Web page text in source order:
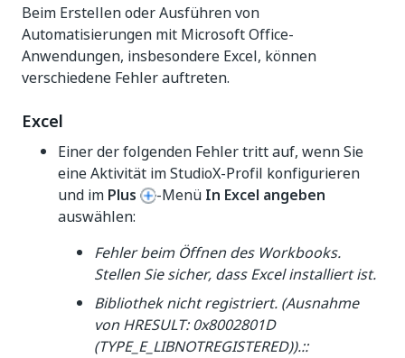
Beim Erstellen oder Ausführen von
Automatisierungen mit Microsoft Office-
Anwendungen, insbesondere Excel, können
verschiedene Fehler auftreten.
Excel
Einer der folgenden Fehler tritt auf, wenn Sie
eine Aktivität im StudioX-Profil konfigurieren
und im Plus -Menü In Excel angeben
auswählen:
Fehler beim Öffnen des Workbooks.
Stellen Sie sicher, dass Excel installiert ist.
Bibliothek nicht registriert. (Ausnahme
von HRESULT: 0x8002801D
(TYPE_E_LIBNOTREGISTERED)).::